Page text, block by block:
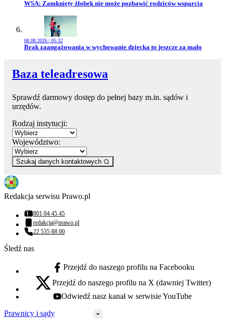
Przejdź do artykułu:
WSA: Zamknięty żłobek nie może pozbawić rodziców wsparcia
08.08.2026 | 05:32
Przejdź do artykułu:
Brak zaangażowania w wychowanie dziecka to jeszcze za mało
Baza teleadresowa
Sprawdź darmowy dostęp do pełnej bazy m.in. sądów i
urzędów.
Rodzaj instytucji:
Województwo:
Szukaj danych kontaktowych
Redakcja serwisu Prawo.pl
Numer telefonu:
801 04 45 45
Adres email:
redakcja@prawo.pl
Numer telefonu:
22 535 88 00
Śledź nas
facebook - otwiera się w nowej karcie
Przejdź do naszego profilu na Facebooku
x - otwiera się w nowej karcie
Przejdź do naszego profilu na X (dawniej Twitter)
youtube - otwiera się w nowej karcie
Odwiedź nasz kanał w serwisie YouTube
Prawnicy i sądy